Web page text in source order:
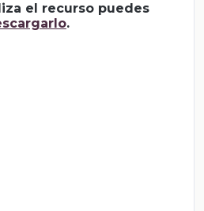
el recurso puedes
.